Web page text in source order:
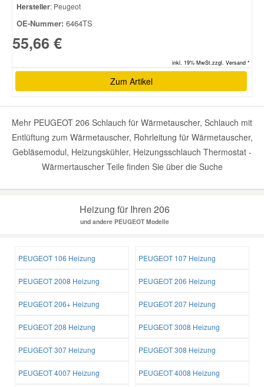
Hersteller: Peugeot
OE-Nummer: 6464TS
55,66 €
inkl. 19% MwSt.zzgl. Versand *
Zum Artikel
Mehr PEUGEOT 206 Schlauch für Wärmetauscher, Schlauch mit
Entlüftung zum Wärmetauscher, Rohrleitung für Wärmetauscher,
Gebläsemodul, Heizungskühler, Heizungsschlauch Thermostat -
Wärmertauscher Teile finden Sie über die Suche
Heizung für Ihren 206
und andere PEUGEOT Modelle
PEUGEOT 106 Heizung PEUGEOT 107 Heizung
PEUGEOT 2008 Heizung PEUGEOT 206 Heizung
PEUGEOT 206+ Heizung PEUGEOT 207 Heizung
PEUGEOT 208 Heizung PEUGEOT 3008 Heizung
PEUGEOT 307 Heizung PEUGEOT 308 Heizung
PEUGEOT 4007 Heizung PEUGEOT 4008 Heizung